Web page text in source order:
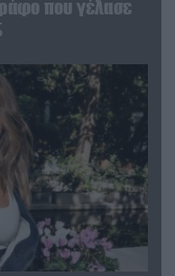
που γέλασε